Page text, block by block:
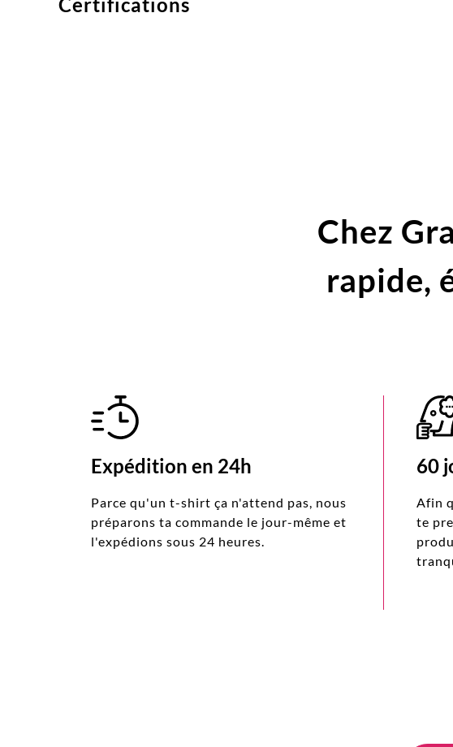
Chez
rapide,
Expédition en 24h
Parce qu'un t-shirt ça n'attend pas, nous
préparons ta commande le jour-même et
l'expédions sous 24 heures.
60
Afin
te